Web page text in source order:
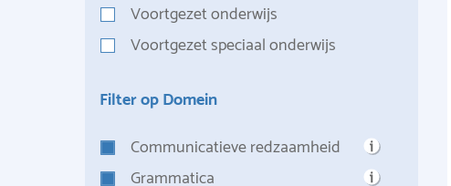
Voortgezet onderwijs
Voortgezet speciaal onderwijs
Filter op Domein
Communicatieve redzaamheid
Grammatica